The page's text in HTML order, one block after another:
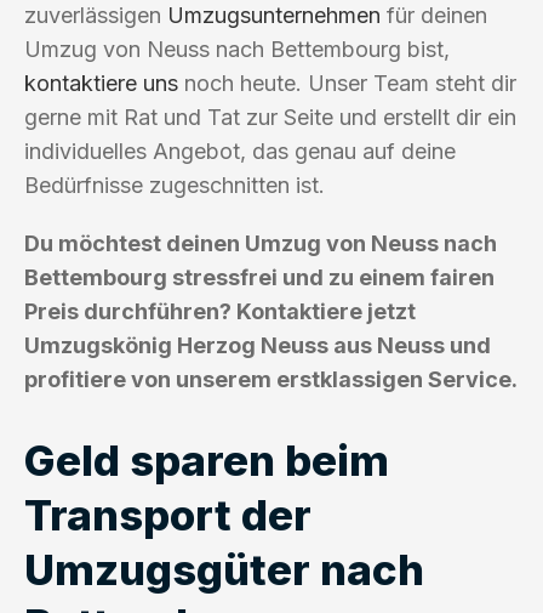
zuverlässigen Umzugsunternehmen für deinen
Umzug von Neuss nach Bettembourg bist,
kontaktiere uns noch heute. Unser Team steht dir
gerne mit Rat und Tat zur Seite und erstellt dir ein
individuelles Angebot, das genau auf deine
Bedürfnisse zugeschnitten ist.
Du möchtest deinen Umzug von Neuss nach
Bettembourg stressfrei und zu einem fairen
Preis durchführen? Kontaktiere jetzt
Umzugskönig Herzog Neuss aus Neuss und
profitiere von unserem erstklassigen Service.
Geld sparen beim
Transport der
Umzugsgüter nach